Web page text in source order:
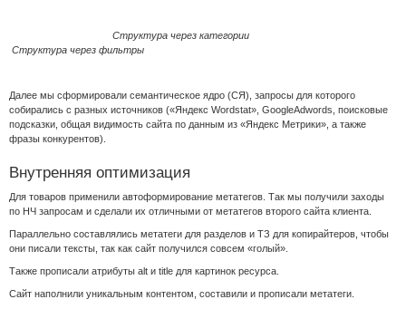
Структура через категории
Структура через фильтры
Далее мы сформировали семантическое ядро (СЯ), запросы для которого
собирались с разных источников («Яндекс Wordstat», GoogleAdwords, поисковые
подсказки, общая видимость сайта по данным из «Яндекс Метрики», а также
фразы конкурентов).
Внутренняя оптимизация
Для товаров применили автоформирование метатегов. Так мы получили заходы
по НЧ запросам и сделали их отличными от метатегов второго сайта клиента.
Параллельно составлялись метатеги для разделов и ТЗ для копирайтеров, чтобы
они писали тексты, так как сайт получился совсем «голый».
Также прописали атрибуты alt и title для картинок ресурса.
Сайт наполнили уникальным контентом, составили и прописали метатеги.